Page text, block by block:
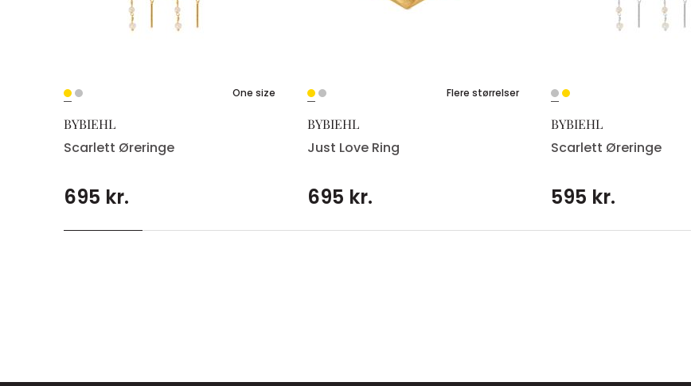
One size
BYBIEHL
Scarlett Øreringe
695 kr.
Flere størrelser
BYBIEHL
Just Love Ring
695 kr.
BYBIEHL
Scarlett Øreringe
595 kr.